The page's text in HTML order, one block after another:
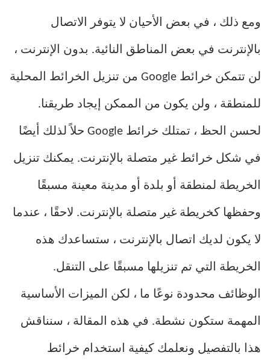
ومع ذلك ، في بعض الأحيان لا يتوفر الاتصال
بالإنترنت في بعض المناطق النائية. بدون الإنترنت ،
لن تتمكن خرائط Google من تنزيل الخرائط المحلية
للمنطقة ، ولن يكون من الممكن إيجاد طريقنا.
لحسن الحظ ، تمتلك خرائط Google حلاً لذلك أيضًا
في شكل خرائط غير متصلة بالإنترنت. يمكنك تنزيل
الخريطة لمنطقة أو بلدة أو مدينة معينة مسبقًا
وحفظها كخريطة غير متصلة بالإنترنت. لاحقًا ، عندما
لا يكون لديك اتصال بالإنترنت ، ستساعدك هذه
الخريطة التي تم تنزيلها مسبقًا على التنقل.
الوظائف محدودة نوعًا ما ، لكن الميزات الأساسية
المهمة ستكون نشطة. في هذه المقالة ، سنناقش
هذا بالتفصيل ونعلمك كيفية استخدام خرائط